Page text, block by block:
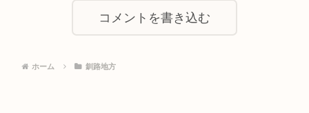
コメントを書き込む
ホーム 釧路地方